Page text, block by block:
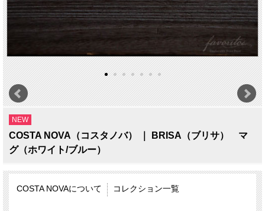
NEW
COSTA NOVA（コスタノバ） ｜ BRISA（ブリサ） マ
グ（ホワイト/ブルー）
COSTA NOVAについて コレクション一覧